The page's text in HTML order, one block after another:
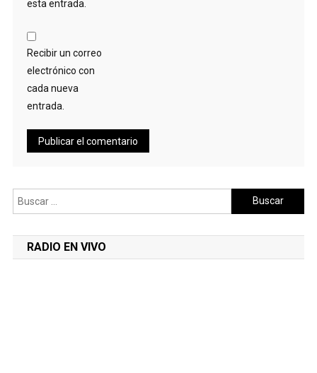
esta entrada.
Recibir un correo
electrónico con
cada nueva
entrada.
Buscar:
RADIO EN VIVO